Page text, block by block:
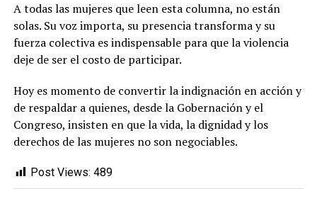
A todas las mujeres que leen esta columna, no están
solas. Su voz importa, su presencia transforma y su
fuerza colectiva es indispensable para que la violencia
deje de ser el costo de participar.
Hoy es momento de convertir la indignación en acción y
de respaldar a quienes, desde la Gobernación y el
Congreso, insisten en que la vida, la dignidad y los
derechos de las mujeres no son negociables.
Post Views: 489